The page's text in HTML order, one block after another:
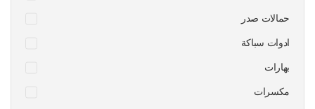
حمالات صدر
ادوات سباكة
بهارات
مكسرات